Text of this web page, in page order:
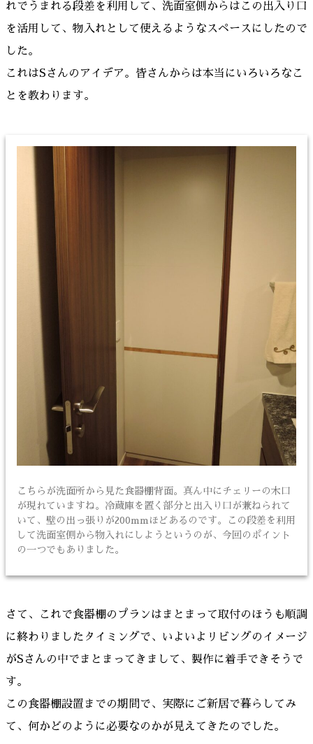
れでうまれる段差を利用して、洗面室側からはこの出入り口
を活用して、物入れとして使えるようなスペースにしたので
した。
これはSさんのアイデア。皆さんからは本当にいろいろなこ
とを教わります。
こちらが洗面所から見た食器棚背面。真ん中にチェリーの木口
が現れていますね。冷蔵庫を置く部分と出入り口が兼ねられて
いて、壁の出っ張りが200mmほどあるのです。この段差を利用
して洗面室側から物入れにしようというのが、今回のポイント
の一つでもありました。
さて、これで食器棚のプランはまとまって取付のほうも順調
に終わりましたタイミングで、いよいよリビングのイメージ
がSさんの中でまとまってきまして、製作に着手できそうで
す。
この食器棚設置までの期間で、実際にご新居で暮らしてみ
て、何かどのように必要なのかが見えてきたのでした。